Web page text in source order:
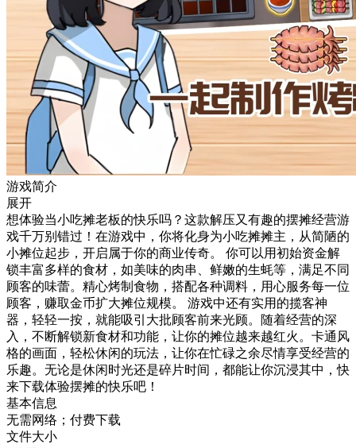
游戏简介
展开
想体验当小吃摊老板的快乐吗？这款解压又有趣的摆摊经营游
戏千万别错过！在游戏中，你将化身为小吃摊摊主，从简陋的
小摊位起步，开启属于你的商业传奇。 你可以用初始资金解
锁丰富多样的食材，如美味的肉串、鲜嫩的生蚝等，满足不同
顾客的味蕾。精心烤制食物，搭配各种调料，用心服务每一位
顾客，赚取金币扩大摊位规模。 游戏中还有实用的揽客神
器，轻轻一按，就能吸引大批顾客前来光顾。随着经营的深
入，不断解锁新食材和功能，让你的摊位越来越红火。卡通风
格的画面，轻松休闲的玩法，让你在忙碌之余尽情享受经营的
乐趣。无论是休闲时光还是碎片时间，都能让你沉浸其中，快
来下载体验摆摊的快乐吧！
基本信息
无需网络；付费下载
文件大小